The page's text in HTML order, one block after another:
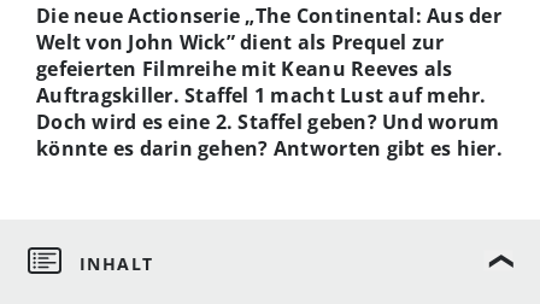
Die neue Actionserie „The Continental: Aus der
Welt von John Wick” dient als Prequel zur
gefeierten Filmreihe mit Keanu Reeves als
Auftragskiller. Staffel 1 macht Lust auf mehr.
Doch wird es eine 2. Staffel geben? Und worum
könnte es darin gehen? Antworten gibt es hier.